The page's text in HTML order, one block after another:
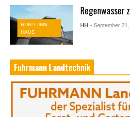
RUND UMS
HAUS
Regenwasser
HH - September 21,
Fuhrmann Landtechnik